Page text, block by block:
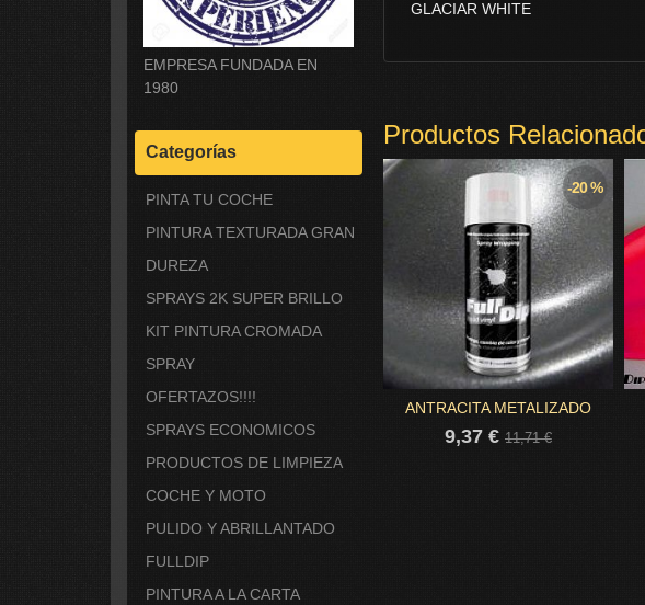
EMPRESA FUNDADA EN
1980
Categorías
PINTA TU COCHE
PINTURA TEXTURADA GRAN
DUREZA
SPRAYS 2K SUPER BRILLO
KIT PINTURA CROMADA
SPRAY
OFERTAZOS!!!!
SPRAYS ECONOMICOS
PRODUCTOS DE LIMPIEZA
COCHE Y MOTO
PULIDO Y ABRILLANTADO
FULLDIP
PINTURA A LA CARTA
GLACIAR WHITE
Productos
-20 %
ANTRACITA METALIZADO
9,37 € 11,71 €